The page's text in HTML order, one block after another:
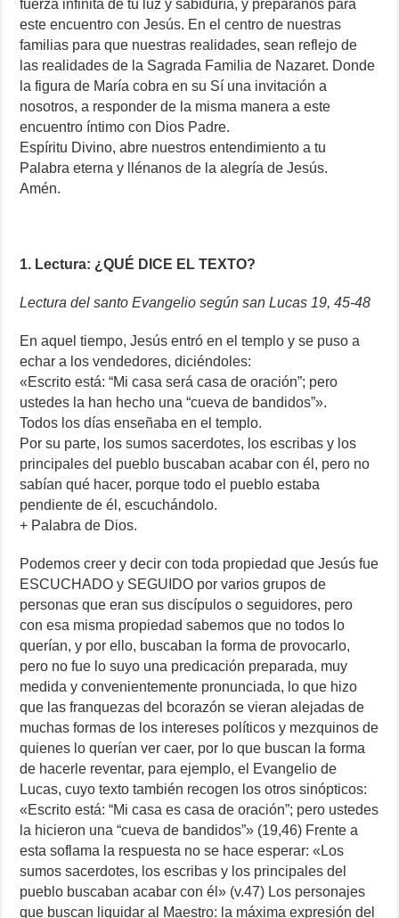
fuerza infinita de tu luz y sabiduría, y prepáranos para
este encuentro con Jesús. En el centro de nuestras
familias para que nuestras realidades, sean reflejo de
las realidades de la Sagrada Familia de Nazaret. Donde
la figura de María cobra en su Sí una invitación a
nosotros, a responder de la misma manera a este
encuentro íntimo con Dios Padre.
Espíritu Divino, abre nuestros entendimiento a tu
Palabra eterna y llénanos de la alegría de Jesús.
Amén.
1. Lectura: ¿QUÉ DICE EL TEXTO?
Lectura del santo Evangelio según san Lucas 19, 45-48
En aquel tiempo, Jesús entró en el templo y se puso a
echar a los vendedores, diciéndoles:
«Escrito está: “Mi casa será casa de oración”; pero
ustedes la han hecho una “cueva de bandidos”».
Todos los días enseñaba en el templo.
Por su parte, los sumos sacerdotes, los escribas y los
principales del pueblo buscaban acabar con él, pero no
sabían qué hacer, porque todo el pueblo estaba
pendiente de él, escuchándolo.
+ Palabra de Dios.
Podemos creer y decir con toda propiedad que Jesús fue
ESCUCHADO y SEGUIDO por varios grupos de
personas que eran sus discípulos o seguidores, pero
con esa misma propiedad sabemos que no todos lo
querían, y por ello, buscaban la forma de provocarlo,
pero no fue lo suyo una predicación preparada, muy
medida y convenientemente pronunciada, lo que hizo
que las franquezas del bcorazón se vieran alejadas de
muchas formas de los intereses políticos y mezquinos de
quienes lo querían ver caer, por lo que buscan la forma
de hacerle reventar, para ejemplo, el Evangelio de
Lucas, cuyo texto también recogen los otros sinópticos:
«Escrito está: “Mi casa es casa de oración”; pero ustedes
la hicieron una “cueva de bandidos”» (19,46) Frente a
esta soflama la respuesta no se hace esperar: «Los
sumos sacerdotes, los escribas y los principales del
pueblo buscaban acabar con él» (v.47) Los personajes
que buscan liquidar al Maestro: la máxima expresión del